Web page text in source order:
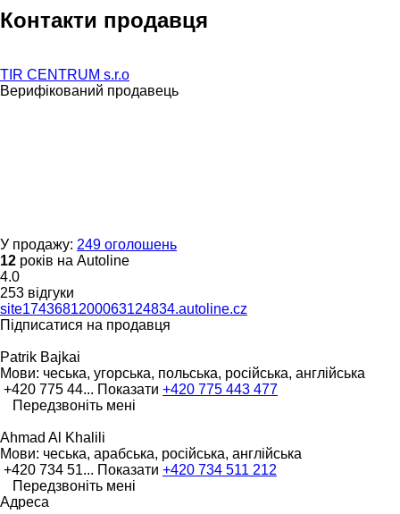
Контакти продавця
TIR CENTRUM s.r.o
Верифікований продавець
У продажу: 249 оголошень
12 років на Autoline
4.0
253 відгуки
site1743681200063124834.autoline.cz
Підписатися на продавця
Patrik Bajkai
Мови: чеська, угорська, польська, російська, англійська
+420 775 44... Показати +420 775 443 477
Передзвоніть мені
Ahmad Al Khalili
Мови: чеська, арабська, російська, англійська
+420 734 51... Показати +420 734 511 212
Передзвоніть мені
Адреса